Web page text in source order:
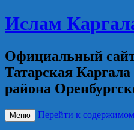
Ислам
Официальный
Татарская
района
Меню Перейти к